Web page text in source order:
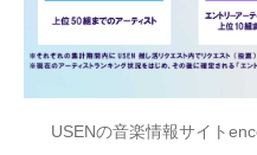
USENの音楽情報サイト